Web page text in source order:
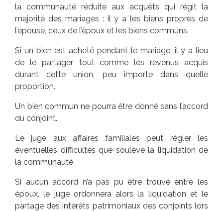
la communauté réduite aux acquêts qui régit la
majorité des mariages : il y a les biens propres de
l’épouse, ceux de l’époux et les biens communs.
Si un bien est acheté pendant le mariage, il y a lieu
de le partager, tout comme les revenus acquis
durant cette union, peu importe dans quelle
proportion.
Un bien commun ne pourra être donné sans l’accord
du conjoint.
Le juge aux affaires familiales peut régler les
éventuelles difficultés que soulève la liquidation de
la communauté.
Si aucun accord n’a pas pu être trouvé entre les
époux, le juge ordonnera alors la liquidation et le
partage des intérêts patrimoniaux des conjoints lors